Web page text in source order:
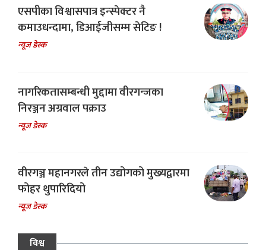
एसपीका विश्वासपात्र इन्स्पेक्टर नै
कमाउधन्दामा, डिआईजीसम्म सेटिङ !
न्यूज डेस्क
नागरिकतासम्बन्धी मुद्दामा वीरगन्जका
निरञ्जन अग्रवाल पक्राउ
न्यूज डेस्क
वीरगञ्ज महानगरले तीन उद्योगको मुख्यद्वारमा
फोहर थुपारिदियो
न्यूज डेस्क
विश्व